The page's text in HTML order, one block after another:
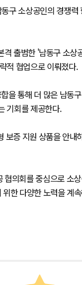
구 소상공인의 경쟁
출범한 '남동구 소상
적 협업으로 이뤄졌다.
을 통해 더 많은 남동
기회를 제공한다.
증 지원 상품을 안내
협의회를 중심으로 소
한 다양한 노력을 계